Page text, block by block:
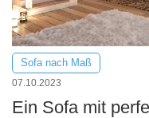
Sofa nach Maß
07.10.2023
Ein Sofa mit